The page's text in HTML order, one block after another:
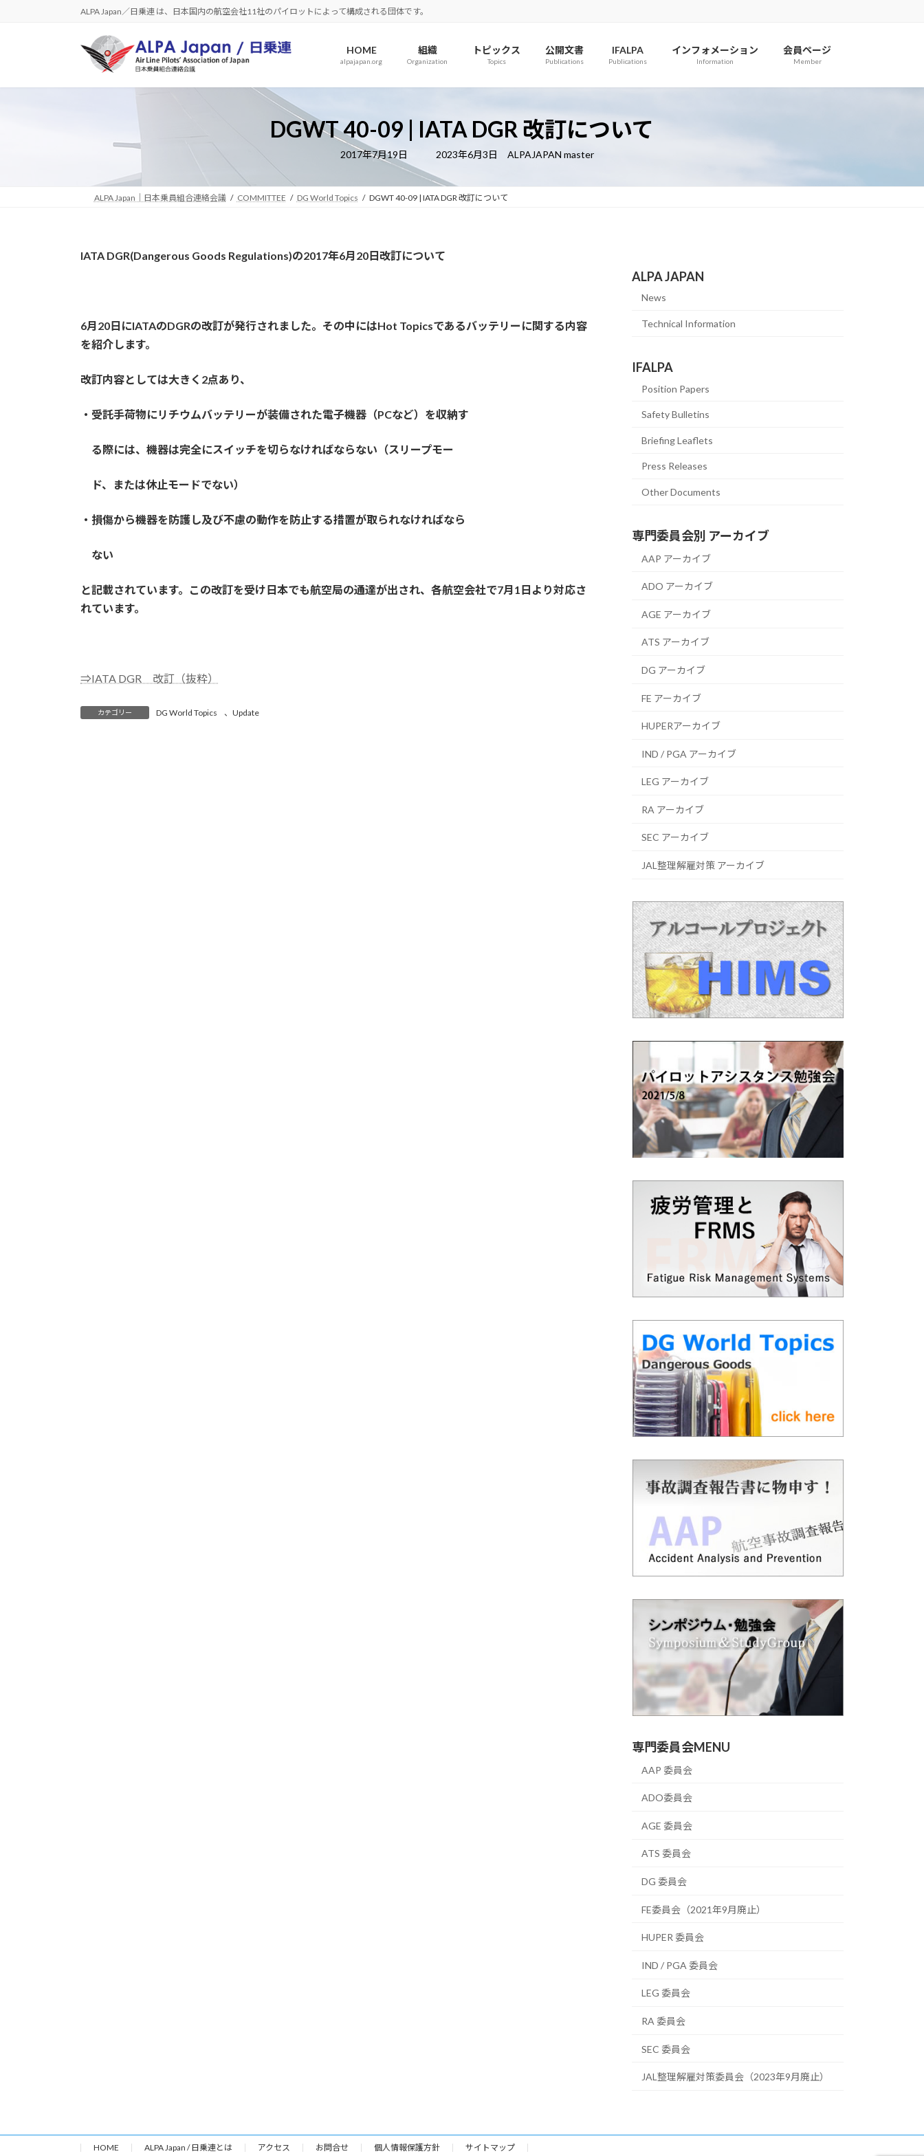
へ
ョ
ALPA Japan／日乗連 は、日本国内の航空会社11社のパイロットによって構成される団体です。
HOME
alpajapan.org
組織
Organization
トピックス
Topics
公開文書
Publications
IFALPA
Publications
インフォメーション
Information
会員ページ
Member
DGWT 40-09 | IATA DGR 改訂について
2017年7月19日
最
新
時
2023年6月3日 ALPAJAPAN master
ALPA Japan｜日本乗員組合連絡会議 COMMITTEE DG World Topics DGWT 40-09 | IATA DGR 改訂について
IATA DGR(Dangerous Goods Regulations)の2017年6月20日改訂について
6月20日にIATAのDGRの改訂が発行されました。その中にはHot Topicsであるバッテリーに関する内容
を紹介します。
改訂内容としては大きく2点あり、
・受託手荷物にリチウムバッテリーが装備された電子機器（PCなど）を収納す
る際には、機器は完全にスイッチを切らなければならない（スリープモー
ド、または休止モードでない）
・損傷から機器を防護し及び不慮の動作を防止する措置が取られなければなら
ない
と記載されています。この改訂を受け日本でも航空局の通達が出され、各航空会社で7月1日より対応さ
れています。
⇒IATA DGR 改訂（抜粋）
カテゴリー DG World Topics 、 Update
ALPA JAPAN
News
Technical Information
IFALPA
Position Papers
Safety Bulletins
Briefing Leaflets
Press Releases
Other Documents
専門委員会別 アーカイブ
AAP アーカイブ
ADO アーカイブ
AGE アーカイブ
ATS アーカイブ
DG アーカイブ
FE アーカイブ
HUPERアーカイブ
IND / PGA アーカイブ
LEG アーカイブ
RA アーカイブ
SEC アーカイブ
JAL整理解雇対策 アーカイブ
専門委員会MENU
AAP 委員会
ADO委員会
AGE 委員会
ATS 委員会
DG 委員会
FE委員会（2021年9月廃止）
HUPER 委員会
IND / PGA 委員会
LEG 委員会
RA 委員会
SEC 委員会
JAL整理解雇対策委員会（2023年9月廃止）
HOME ALPA Japan / 日乗連とは アクセス お問合せ 個人情報保護方針 サイトマップ